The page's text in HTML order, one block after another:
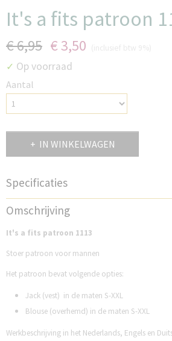
It's a fits patroon
€ 6,95 € 3,50
✓ Op voorraad
Aantal
IN WINKELWAGEN
Specificaties
Productcode
IAF1113
Omschrijving
It's a fits patroon 1113
Stoer patroon voor mannen
Het patroon bevat volgende opties:
Jack (vest) in de maten S-XXL
Blouse (overhemd) in de maten S-XXL
Werkbeschrijving in het Nederlands, Engels en